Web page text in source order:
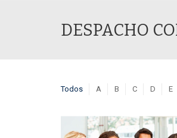
DESPACHO
Todos A B C D E